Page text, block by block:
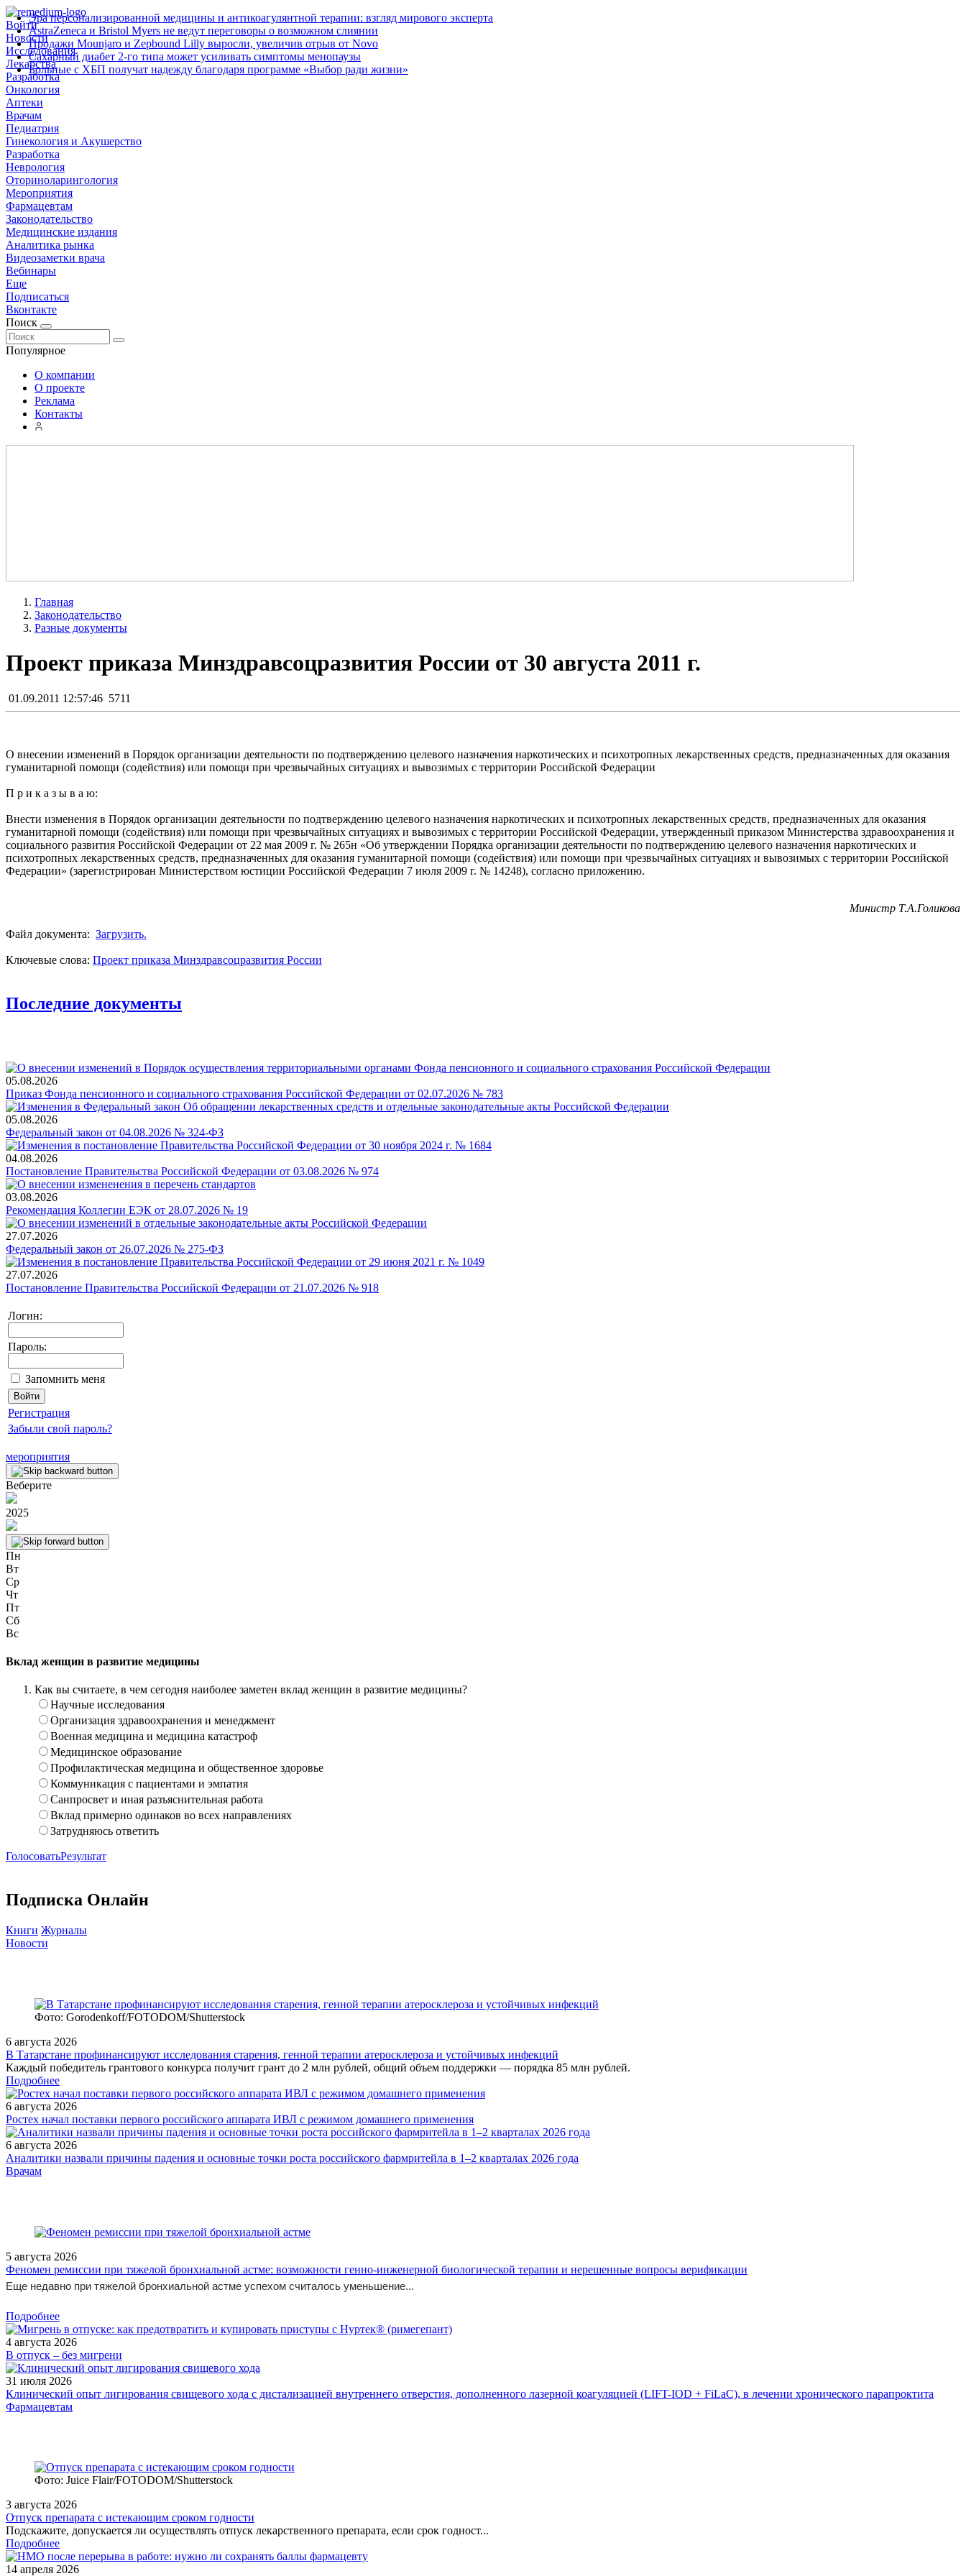
Войти
Новости
Исследования
Лекарства
Разработка
Онкология
Аптеки
Врачам
Педиатрия
Гинекология и Акушерство
Разработка
Неврология
Оториноларингология
Мероприятия
Фармацевтам
Законодательство
Медицинские издания
Аналитика рынка
Видеозаметки врача
Вебинары
Еще
Подписаться
Вконтакте
Поиск
Популярное
Эра персонализированной медицины и антикоагулянтной терапии: взгляд мирового эксперта
AstraZeneca и Bristol Myers не ведут переговоры о возможном слиянии
Продажи Mounjaro и Zepbound Lilly выросли, увеличив отрыв от Novo
Сахарный диабет 2‑го типа может усиливать симптомы менопаузы
Больные с ХБП получат надежду благодаря программе «Выбор ради жизни»
О компании
О проекте
Реклама
Контакты
Главная
Законодательство
Разные документы
Проект приказа Минздравсоцразвития России от 30 августа 2011 г.
01.09.2011 12:57:46 5711
О внесении изменений в Порядок организации деятельности по подтверждению целевого назначения наркотических и психотропных лекарственных средств, предназначенных для оказания
гуманитарной помощи (содействия) или помощи при чрезвычайных ситуациях и вывозимых с территории Российской Федерации
П р и к а з ы в а ю:
Внести изменения в Порядок организации деятельности по подтверждению целевого назначения наркотических и психотропных лекарственных средств, предназначенных для оказания
гуманитарной помощи (содействия) или помощи при чрезвычайных ситуациях и вывозимых с территории Российской Федерации, утвержденный приказом Министерства здравоохранения и
социального развития Российской Федерации от 22 мая 2009 г. № 265н «Об утверждении Порядка организации деятельности по подтверждению целевого назначения наркотических и
психотропных лекарственных средств, предназначенных для оказания гуманитарной помощи (содействия) или помощи при чрезвычайных ситуациях и вывозимых с территории Российской
Федерации» (зарегистрирован Министерством юстиции Российской Федерации 7 июля 2009 г. № 14248), согласно приложению.
Министр Т.А.Голикова
Файл документа: Загрузить.
Ключевые слова: Проект приказа Минздравсоцразвития России
Последние документы
05.08.2026
Приказ Фонда пенсионного и социального страхования Российской Федерации от 02.07.2026 № 783
05.08.2026
Федеральный закон от 04.08.2026 № 324-ФЗ
04.08.2026
Постановление Правительства Российской Федерации от 03.08.2026 № 974
03.08.2026
Рекомендация Коллегии ЕЭК от 28.07.2026 № 19
27.07.2026
Федеральный закон от 26.07.2026 № 275-ФЗ
27.07.2026
Постановление Правительства Российской Федерации от 21.07.2026 № 918
Логин:
Пароль:
Запомнить меня
Регистрация
Забыли свой пароль?
мероприятия
Веберите
2025
Пн
Вт
Ср
Чт
Пт
Сб
Вс
Вклад женщин в развитие медицины
Как вы считаете, в чем сегодня наиболее заметен вклад женщин в развитие медицины?
Научные исследования
Организация здравоохранения и менеджмент
Военная медицина и медицина катастроф
Медицинское образование
Профилактическая медицина и общественное здоровье
Коммуникация с пациентами и эмпатия
Санпросвет и иная разъяснительная работа
Вклад примерно одинаков во всех направлениях
Затрудняюсь ответить
ГолосоватьРезультат
Подписка Онлайн
Книги Журналы
Новости
Фото: Gorodenkoff/FOTODOM/Shutterstock
6 августа 2026
В Татарстане профинансируют исследования старения, генной терапии атеросклероза и устойчивых инфекций
Каждый победитель грантового конкурса получит грант до 2 млн рублей, общий объем поддержки — порядка 85 млн рублей.
Подробнее
6 августа 2026
Ростех начал поставки первого российского аппарата ИВЛ с режимом домашнего применения
6 августа 2026
Аналитики назвали причины падения и основные точки роста российского фармритейла в 1–2 кварталах 2026 года
/legislation/other/proekt-prikaza-minzdravsotsrazvitiya-rossii-ot-30-avgusta-2011-g/
Врачам
5 августа 2026
Феномен ремиссии при тяжелой бронхиальной астме: возможности генно-инженерной биологической терапии и нерешенные вопросы верификации
Еще недавно при тяжелой бронхиальной астме успехом считалось уменьшение...
Подробнее
4 августа 2026
В отпуск – без мигрени
31 июля 2026
Клинический опыт лигирования свищевого хода с дистализацией внутреннего отверстия, дополненного лазерной коагуляцией (LIFT-IOD + FiLaC), в лечении хронического парапроктита
Фармацевтам
Фото: Juice Flair/FOTODOM/Shutterstoсk
3 августа 2026
Отпуск препарата с истекающим сроком годности
Подскажите, допускается ли осуществлять отпуск лекарственного препарата, если срок годност...
Подробнее
14 апреля 2026